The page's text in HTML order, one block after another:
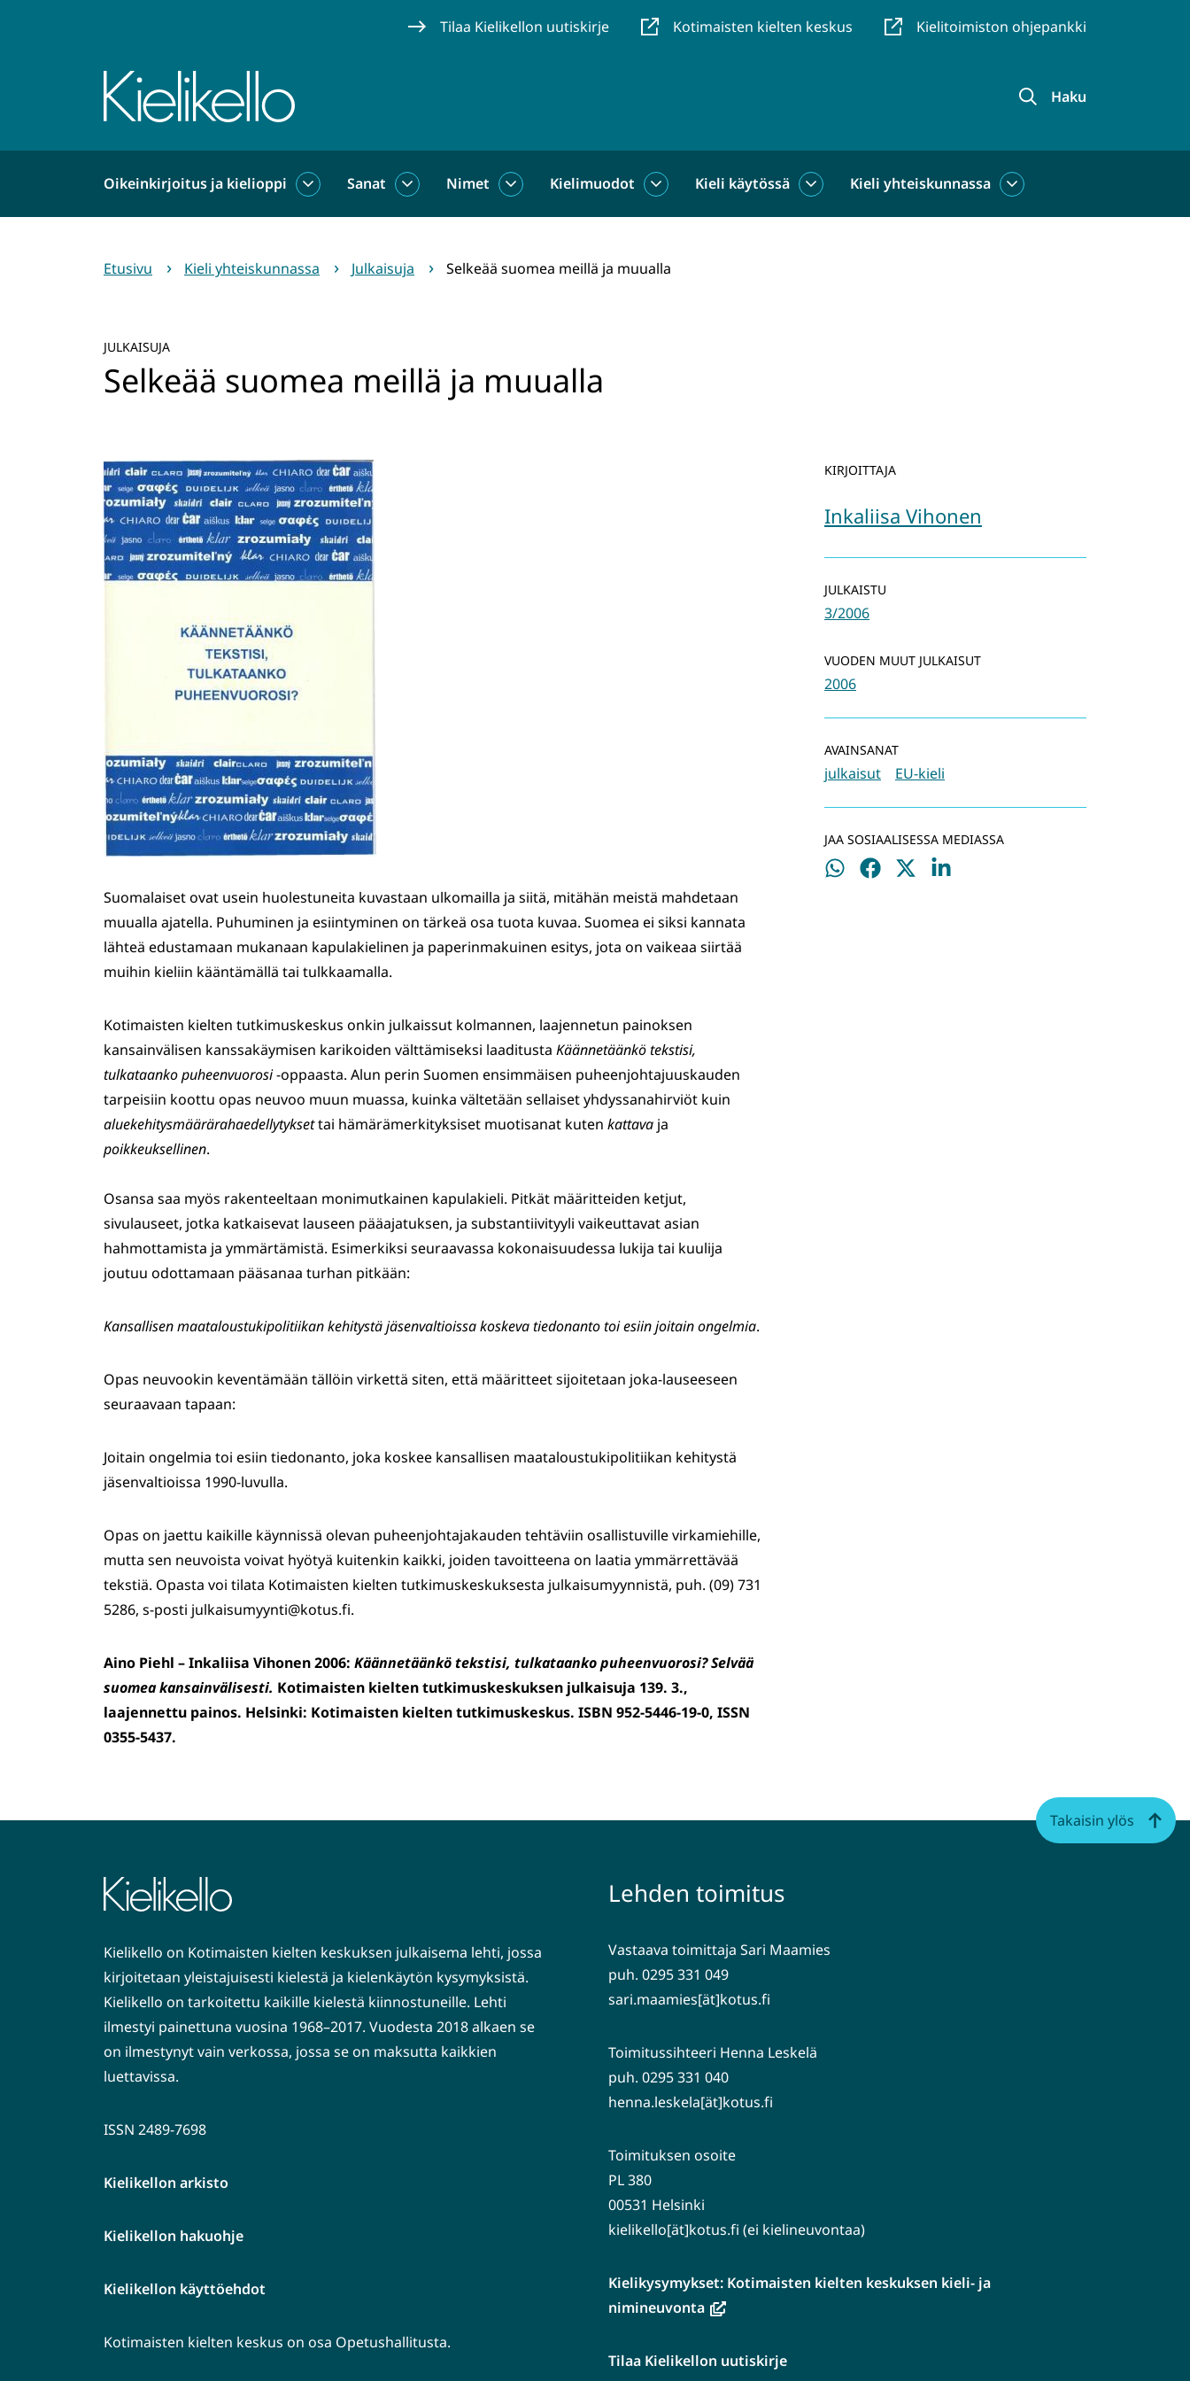
Tilaa Kielikellon uutiskirje Kotimaisten kielten keskus Kielitoimiston ohjepankki
Etusivu
Haku
Oikeinkirjoitus ja kielioppi
Oikeinkirjoitus
Sanat
Sanat
Nimet
NimetKielimuodot
KielimuodotKieli käytössä
Kieli
Kieli yhteiskunnassa
Kieli
Etusivu
Kieli yhteiskunnassa Julkaisuja Selkeää suomea meillä ja muualla
JULKAISUJA
Selkeää suomea meillä ja muualla
KIRJOITTAJA
Inkaliisa Vihonen
JULKAISTU
3/2006
VUODEN MUUT JULKAISUT
2006
AVAINSANAT
julkaisut EU-kieli
JAA SOSIAALISESSA MEDIASSA
Jaa
Jaa
Jaa
Jaa
Suomalaiset ovat usein huolestuneita kuvastaan ulkomailla ja siitä, mitähän meistä mahdetaan
muualla ajatella. Puhuminen ja esiintyminen on tärkeä osa tuota kuvaa. Suomea ei siksi kannata
lähteä edustamaan mukanaan kapulakielinen ja paperinmakuinen esitys, jota on vaikeaa siirtää
muihin kieliin kääntämällä tai tulkkaamalla.
Kotimaisten kielten tutkimuskeskus onkin julkaissut kolmannen, laajennetun painoksen
kansainvälisen kanssakäymisen karikoiden välttämiseksi laaditusta Käännetäänkö tekstisi,
tulkataanko puheenvuorosi-oppaasta. Alun perin Suomen ensimmäisen puheenjohtajuuskauden
tarpeisiin koottu opas neuvoo muun muassa, kuinka vältetään sellaiset yhdyssanahirviöt kuin
aluekehitysmäärärahaedellytyksettai hämärämerkityksiset muotisanat kuten kattava ja
poikkeuksellinen.
Osansa saa myös rakenteeltaan monimutkainen kapulakieli. Pitkät määritteiden ketjut,
sivulauseet, jotka katkaisevat lauseen pääajatuksen, ja substantiivityyli vaikeuttavat asian
hahmottamista ja ymmärtämistä. Esimerkiksi seuraavassa kokonaisuudessa lukija tai kuulija
joutuu odottamaan pääsanaa turhan pitkään:
Kansallisen maataloustukipolitiikan kehitystä jäsenvaltioissa koskeva tiedonanto toi esiin joitain ongelmia.
Opas neuvookin keventämään tällöin virkettä siten, että määritteet sijoitetaan joka-lauseeseen
seuraavaan tapaan:
Joitain ongelmia toi esiin tiedonanto, joka koskee kansallisen maataloustukipolitiikan kehitystä
jäsenvaltioissa 1990-luvulla.
Opas on jaettu kaikille käynnissä olevan puheenjohtajakauden tehtäviin osallistuville virkamiehille,
mutta sen neuvoista voivat hyötyä kuitenkin kaikki, joiden tavoitteena on laatia ymmärrettävää
tekstiä. Opasta voi tilata Kotimaisten kielten tutkimuskeskuksesta julkaisumyynnistä, puh. (09) 731
5286, s-posti julkaisumyynti@kotus.fi.
Aino Piehl – Inkaliisa Vihonen 2006: Käännetäänkö tekstisi, tulkataanko puheenvuorosi? Selvää
suomea kansainvälisesti. Kotimaisten kielten tutkimuskeskuksen julkaisuja 139. 3.,
laajennettu painos. Helsinki: Kotimaisten kielten tutkimuskeskus. ISBN 952-5446-19-0, ISSN
0355-5437.
Kielikello on Kotimaisten kielten keskuksen julkaisema lehti, jossa
kirjoitetaan yleistajuisesti kielestä ja kielenkäytön kysymyksistä.
Kielikello on tarkoitettu kaikille kielestä kiinnostuneille. Lehti
ilmestyi painettuna vuosina 1968–2017. Vuodesta 2018 alkaen se
on ilmestynyt vain verkossa, jossa se on maksutta kaikkien
luettavissa.
ISSN 2489-7698
Kielikellon arkisto
Kielikellon hakuohje
Kielikellon käyttöehdot
Kotimaisten kielten keskus on osa Opetushallitusta.
Lehden toimitus
Vastaava toimittaja Sari Maamies
puh. 0295 331 049
sari.maamies[ät]kotus.fi
Toimitussihteeri Henna Leskelä
puh. 0295 331 040
henna.leskela[ät]kotus.fi
Toimituksen osoite
PL 380
00531 Helsinki
kielikello[ät]kotus.fi (ei kielineuvontaa)
Kielikysymykset: Kotimaisten kielten keskuksen kieli- ja
nimineuvonta(avautuu
ikkunaan,
Tilaa Kielikellon uutiskirje
Takaisin ylös